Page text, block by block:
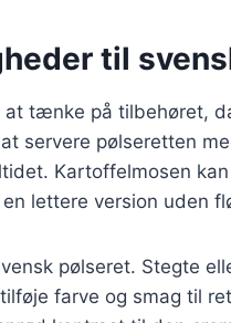
til
at tænke på tilbehøret,
servere pølseretten
Kartoffelmosen
lettere version uden
pølseret. Stegte
farve og smag til